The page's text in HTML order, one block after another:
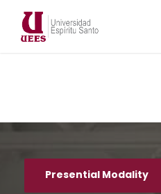
Presential Modality